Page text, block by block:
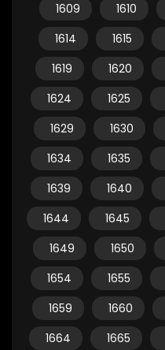
1609
1610
1614
1615
1619
1620
1624
1625
1629
1630
1634
1635
1639
1640
1644
1645
1649
1650
1654
1655
1659
1660
1664
1665